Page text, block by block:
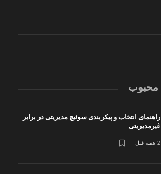
محبوب
راهنمای انتخاب و پیکربندی سوئیچ مدیریتی در برابر
غیرمدیریتی
2 هفته قبل